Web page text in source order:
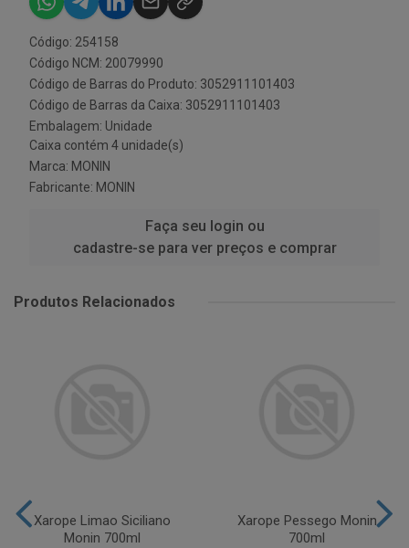
Código: 254158
Código NCM: 20079990
Código de Barras do Produto: 3052911101403
Código de Barras da Caixa: 3052911101403
Embalagem: Unidade
Caixa contém 4 unidade(s)
Marca: MONIN
Fabricante: MONIN
Faça seu login ou
cadastre-se para ver preços e comprar
Produtos Relacionados
Xarope Limao Siciliano
Monin 700ml
Xarope Pessego Monin
700ml